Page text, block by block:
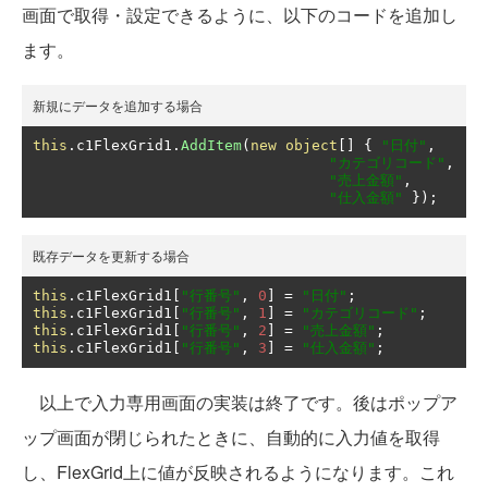
画面で取得・設定できるように、以下のコードを追加し
ます。
新規にデータを追加する場合
this . c1FlexGrid1 . AddItem( new object [] { "日付" ,
"カテゴリコード" ,
"売上金額" ,
"仕入金額"
});
既存データを更新する場合
this . c1FlexGrid1 [ "行番号" , 0 ] = "日付" ;
this . c1FlexGrid1 [ "行番号" , 1 ] = "カテゴリコード" ;
this . c1FlexGrid1 [ "行番号" , 2 ] = "売上金額" ;
this . c1FlexGrid1 [ "行番号" , 3 ] = "仕入金額" ;
以上で入力専用画面の実装は終了です。後はポップア
ップ画面が閉じられたときに、自動的に入力値を取得
し、FlexGrid上に値が反映されるようになります。これ